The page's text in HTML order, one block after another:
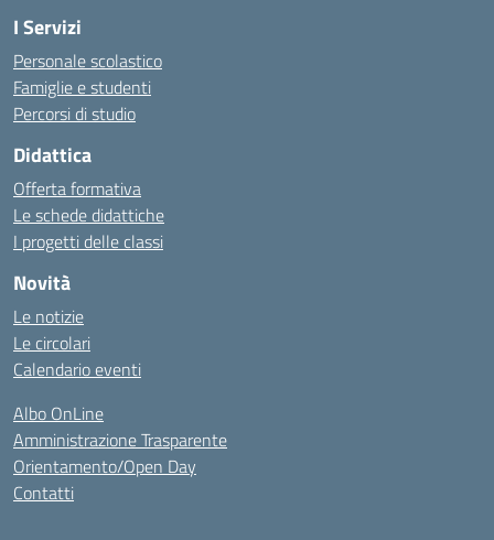
I Servizi
Personale scolastico
Famiglie e studenti
Percorsi di studio
Didattica
Offerta formativa
Le schede didattiche
I progetti delle classi
Novità
Le notizie
Le circolari
Calendario eventi
Albo OnLine
Amministrazione Trasparente
Orientamento/Open Day
Contatti